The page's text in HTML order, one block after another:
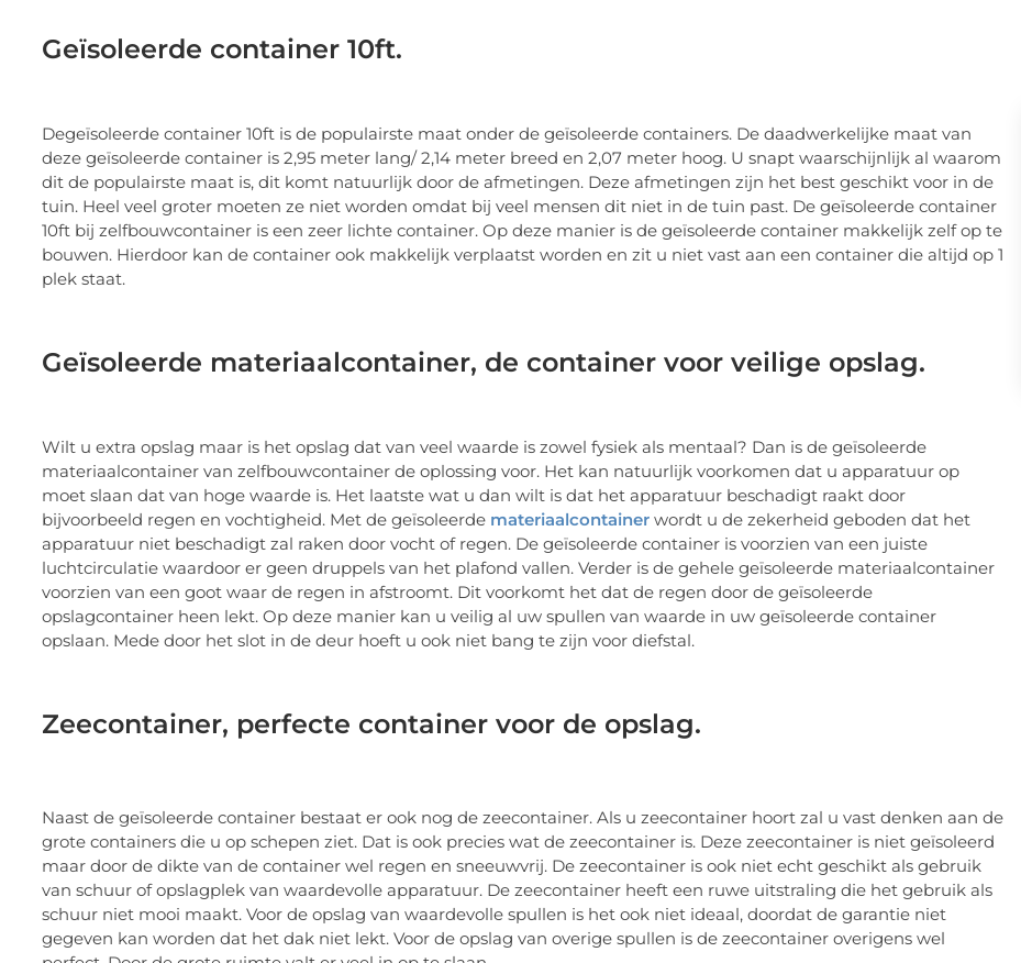
Geïsoleerde container 10ft.
Degeïsoleerde container 10ft is de populairste maat onder de geïsoleerde containers. De daadwerkelijke maat van
deze geïsoleerde container is 2,95 meter lang/ 2,14 meter breed en 2,07 meter hoog. U snapt waarschijnlijk al waarom
dit de populairste maat is, dit komt natuurlijk door de afmetingen. Deze afmetingen zijn het best geschikt voor in de
tuin. Heel veel groter moeten ze niet worden omdat bij veel mensen dit niet in de tuin past. De geïsoleerde container
10ft bij zelfbouwcontainer is een zeer lichte container. Op deze manier is de geïsoleerde container makkelijk zelf op te
bouwen. Hierdoor kan de container ook makkelijk verplaatst worden en zit u niet vast aan een container die altijd op 1
plek staat.
Geïsoleerde materiaalcontainer, de container voor veilige opslag.
Wilt u extra opslag maar is het opslag dat van veel waarde is zowel fysiek als mentaal? Dan is de geïsoleerde
materiaalcontainer van zelfbouwcontainer de oplossing voor. Het kan natuurlijk voorkomen dat u apparatuur op
moet slaan dat van hoge waarde is. Het laatste wat u dan wilt is dat het apparatuur beschadigt raakt door
bijvoorbeeld regen en vochtigheid. Met de geïsoleerde materiaalcontainer wordt u de zekerheid geboden dat het
apparatuur niet beschadigt zal raken door vocht of regen. De geïsoleerde container is voorzien van een juiste
luchtcirculatie waardoor er geen druppels van het plafond vallen. Verder is de gehele geïsoleerde materiaalcontainer
voorzien van een goot waar de regen in afstroomt. Dit voorkomt het dat de regen door de geïsoleerde
opslagcontainer heen lekt. Op deze manier kan u veilig al uw spullen van waarde in uw geïsoleerde container
opslaan. Mede door het slot in de deur hoeft u ook niet bang te zijn voor diefstal.
Zeecontainer, perfecte container voor de opslag.
Naast de geïsoleerde container bestaat er ook nog de zeecontainer. Als u zeecontainer hoort zal u vast denken aan de
grote containers die u op schepen ziet. Dat is ook precies wat de zeecontainer is. Deze zeecontainer is niet geïsoleerd
maar door de dikte van de container wel regen en sneeuwvrij. De zeecontainer is ook niet echt geschikt als gebruik
van schuur of opslagplek van waardevolle apparatuur. De zeecontainer heeft een ruwe uitstraling die het gebruik als
schuur niet mooi maakt. Voor de opslag van waardevolle spullen is het ook niet ideaal, doordat de garantie niet
gegeven kan worden dat het dak niet lekt. Voor de opslag van overige spullen is de zeecontainer overigens wel